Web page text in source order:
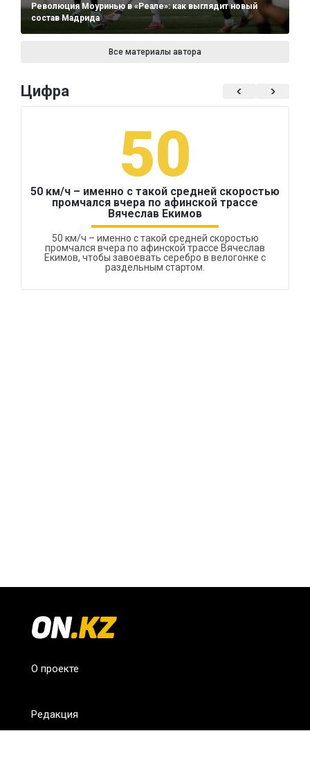
Революция Моуринью в «Реале»: как выглядит новый
состав Мадрида
Все материалы автора
Цифра
50
50 км/ч – именно с такой средней скоростью
промчался вчера по афинской трассе
Вячеслав Екимов
50 км/ч – именно с такой средней скоростью
промчался вчера по афинской трассе Вячеслав
Екимов, чтобы завоевать серебро в велогонке с
раздельным стартом.
О проекте
Редакция